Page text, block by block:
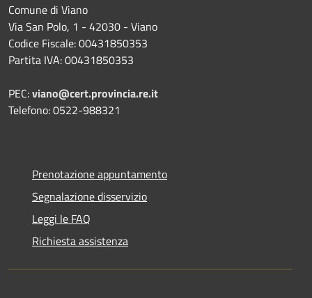
Comune di Viano
Via San Polo, 1 - 42030 - Viano
Codice Fiscale: 00431850353
Partita IVA: 00431850353
PEC:viano@cert.provincia.re.it
Telefono: 0522-988321
Prenotazione appuntamento
Segnalazione disservizio
Leggi le FAQ
Richiesta assistenza